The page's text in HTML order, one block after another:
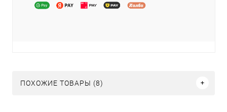
ПОХОЖИЕ ТОВАРЫ (8)